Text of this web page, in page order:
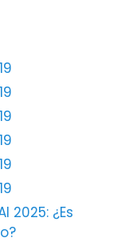
2025: ¿Es